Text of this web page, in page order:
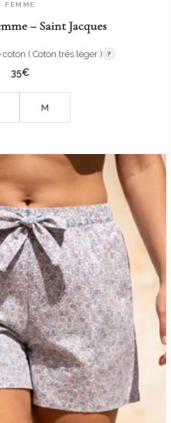
AU PANIER
FEMME
– Saint Jacques
coton ( Coton très léger ) ?
35€
M